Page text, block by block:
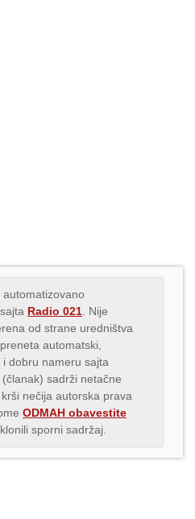
Radio 021 . Nije
od strane uredništva
automatski,
dobru nameru sajta
(članak) sadrži netačne
nečija autorska prava
ODMAH obavestite
sporni sadržaj.